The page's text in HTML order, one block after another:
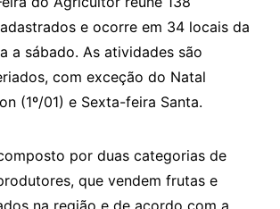
e ocorre em 34 locais da
a sábado. As atividades são
com exceção do Natal
(1º/01) e Sexta-feira Santa.
por duas categorias de
que vendem frutas e
na região e de acordo com a